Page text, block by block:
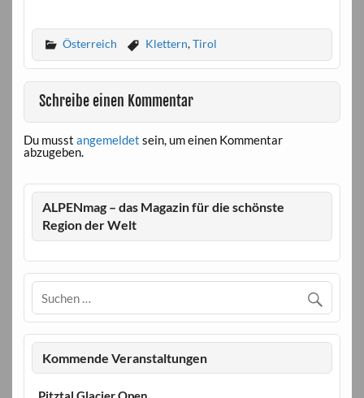
Österreich Klettern,Tirol
Schreibe einen Kommentar
Du musst angemeldet sein, um einen Kommentar
abzugeben.
ALPENmag – das Magazin für die schönste
Region der Welt
Kommende Veranstaltungen